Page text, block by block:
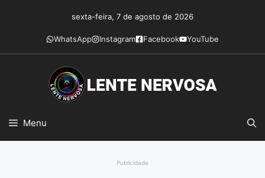
conteúdo
sexta-feira, 7 de agosto de 2026
WhatsApp Instagram Facebook YouTube
Menu
Publicidade